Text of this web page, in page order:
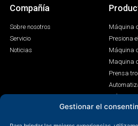
Gestionar el
Compañía
Sobre nosotros
Servicio
Noticias
Máquina
Presiona
Máquina
Maquina
Prensa
Máquina